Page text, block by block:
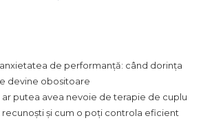
de performanță: când dorința
devine obositoare
ar putea avea nevoie de terapie de cuplu
și cum o poți controla eficient